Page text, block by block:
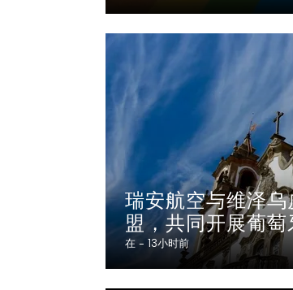
瑞安航空与维泽
盟，共同开展葡
在 - 13小时前